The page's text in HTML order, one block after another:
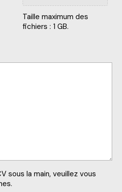
Taille maximum des
fichiers : 1 GB.
sous la main, veuillez vous